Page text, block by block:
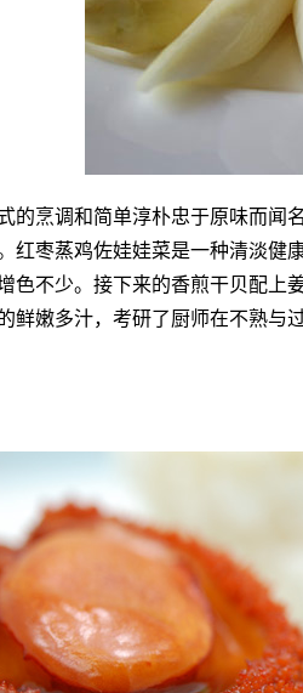
的烹调和简单淳朴忠于原味而闻
红枣蒸鸡佐娃娃菜是一种清淡健
色不少。接下来的香煎干贝配上
鲜嫩多汁，考研了厨师在不熟与